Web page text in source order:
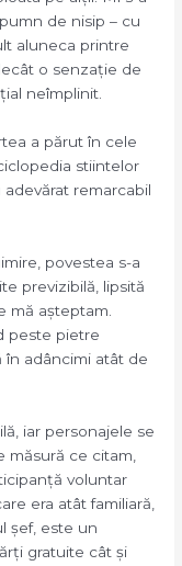
de nisip – cu
aluneca printre
o senzație de
neîmplinit.
a părut în cele
stiintelor
remarcabil
povestea s-a
previzibilă, lipsită
mă așteptam.
peste pietre
în adâncimi atât de
iar personajele se
măsură ce citam,
voluntar
era atât familiară,
șef, este un
gratuite cât și